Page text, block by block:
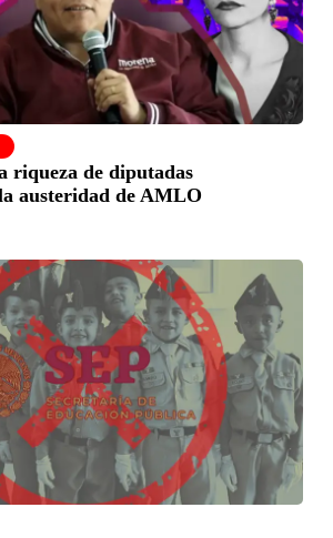
riqueza de diputadas
austeridad de AMLO